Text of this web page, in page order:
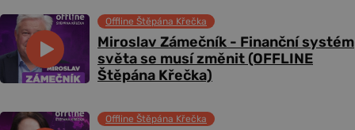
Miroslav Zámečník - Finanční systém
světa se musí změnit (OFFLINE
Štěpána Křečka)
Offline Štěpána Křečka
Offline Štěpána Křečka